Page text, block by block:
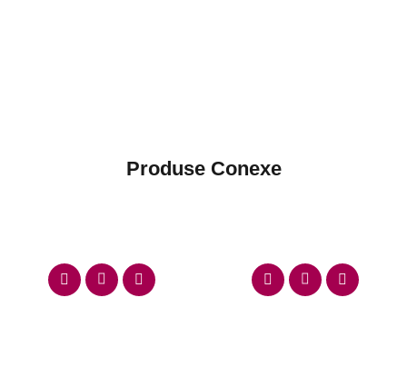
Produse Conexe